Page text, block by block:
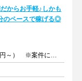
からお手軽♪しかも
のペースで稼げる◎
完全出来高制（1件：500円～） ※案件により異なる場合あり